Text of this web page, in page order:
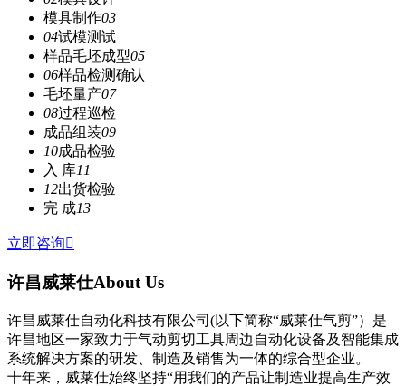
模具制作03
04试模测试
样品毛坯成型05
06样品检测确认
毛坯量产07
08过程巡检
成品组装09
10成品检验
入 库11
12出货检验
完 成13
立即咨询
许昌威莱仕About Us
许昌威莱仕自动化科技有限公司(以下简称“威莱仕气剪”）是
许昌地区一家致力于气动剪切工具周边自动化设备及智能集成
系统解决方案的研发、制造及销售为一体的综合型企业。
十年来，威莱仕始终坚持“用我们的产品让制造业提高生产效